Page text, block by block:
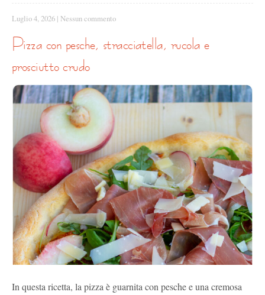
Luglio 4, 2026 | Nessun commento
pizza con pesche, stracciatella, rucola e
prosciutto crudo
In questa ricetta, la pizza è guarnita con pesche e una cremosa